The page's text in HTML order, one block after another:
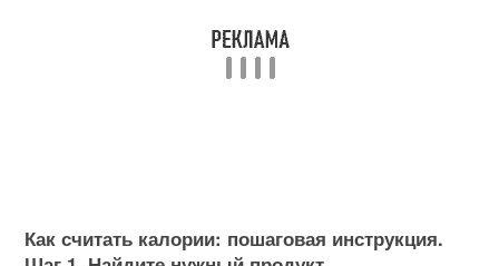
Как считать калории: пошаговая инструкция.